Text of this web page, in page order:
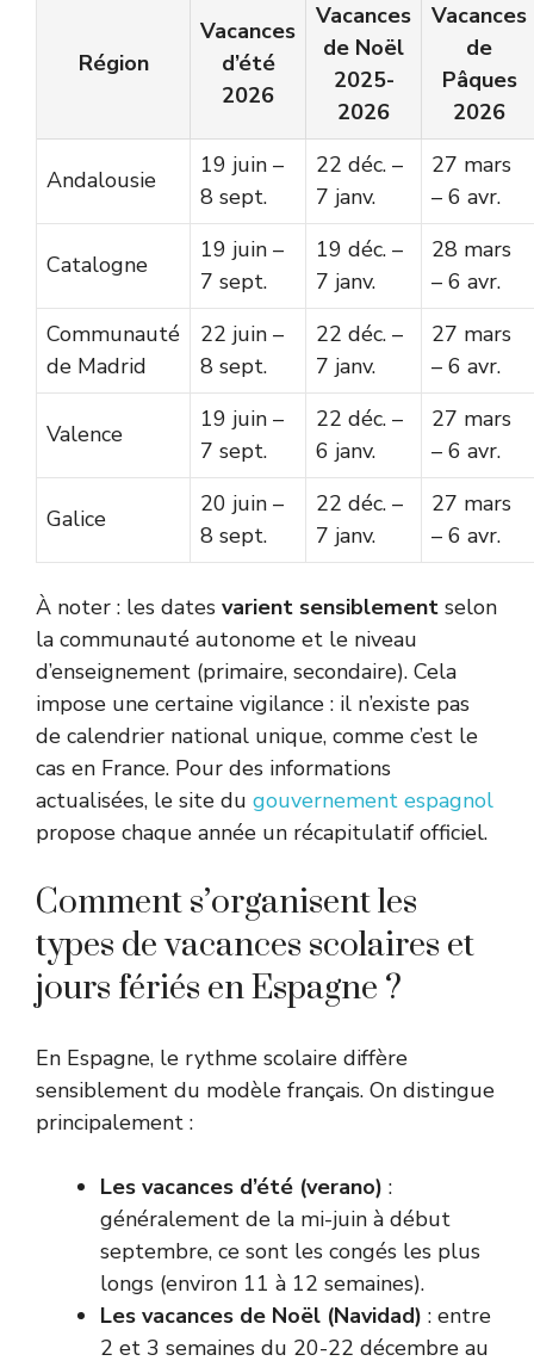
Région
Vacances
d’été
2026
Vacances
de Noël
2025-
2026
Vacances
de
Pâques
2026
Andalousie
19 juin –
8 sept.
22 déc. –
7 janv.
27 mars
– 6 avr.
Catalogne
19 juin –
7 sept.
19 déc. –
7 janv.
28 mars
– 6 avr.
Communauté
de Madrid
22 juin –
8 sept.
22 déc. –
7 janv.
27 mars
– 6 avr.
Valence
19 juin –
7 sept.
22 déc. –
6 janv.
27 mars
– 6 avr.
Galice
20 juin –
8 sept.
22 déc. –
7 janv.
27 mars
– 6 avr.
À noter : les dates varient sensiblement selon
la communauté autonome et le niveau
d’enseignement (primaire, secondaire). Cela
impose une certaine vigilance : il n’existe pas
de calendrier national unique, comme c’est le
cas en France. Pour des informations
actualisées, le site du gouvernement espagnol
propose chaque année un récapitulatif officiel.
Comment s’organisent les
types de vacances scolaires et
jours fériés en Espagne ?
En Espagne, le rythme scolaire diffère
sensiblement du modèle français. On distingue
principalement :
Les vacances d’été (verano) :
généralement de la mi-juin à début
septembre, ce sont les congés les plus
longs (environ 11 à 12 semaines).
Les vacances de Noël (Navidad) : entre
2 et 3 semaines du 20-22 décembre au